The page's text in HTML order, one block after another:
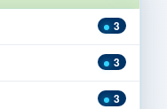
3
3
3